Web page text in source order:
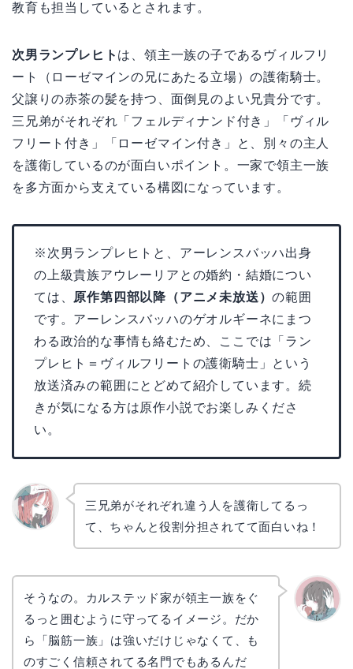
教育も担当しているとされます。
次男ランプレヒト は、領主一族の子であるヴィルフリ
ート（ローゼマインの兄にあたる立場）の護衛騎士。
父譲りの赤茶の髪を持つ、面倒見のよい兄貴分です。
三兄弟がそれぞれ「フェルディナンド付き」「ヴィル
フリート付き」「ローゼマイン付き」と、別々の主人
を護衛しているのが面白いポイント。一家で領主一族
を多方面から支えている構図になっています。
※次男ランプレヒトと、アーレンスバッハ出身
の上級貴族アウレーリアとの婚約・結婚につい
ては、 原作第四部以降（アニメ未放送）の範囲
です。アーレンスバッハのゲオルギーネにまつ
わる政治的な事情も絡むため、ここでは「ラン
プレヒト＝ヴィルフリートの護衛騎士」という
放送済みの範囲にとどめて紹介しています。続
きが気になる方は原作小説でお楽しみくださ
い。
三兄弟がそれぞれ違う人を護衛してるっ
て、ちゃんと役割分担されてて面白いね！
そうなの。カルステッド家が領主一族をぐ
るっと囲むように守ってるイメージ。だか
ら「脳筋一族」は強いだけじゃなくて、も
のすごく信頼されてる名門でもあるんだ